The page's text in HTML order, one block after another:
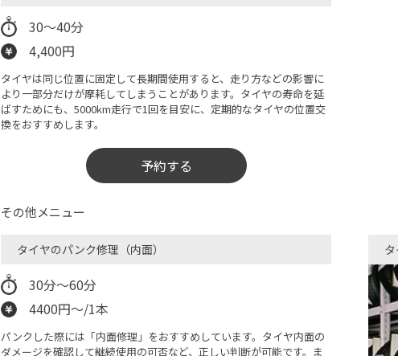
30〜40分
4,400円
タイヤは同じ位置に固定して長期間使用すると、走り方などの影響に
より一部分だけが摩耗してしまうことがあります。タイヤの寿命を延
ばすためにも、5000km走行で1回を目安に、定期的なタイヤの位置交
換をおすすめします。
予約する
その他メニュー
タイヤのパンク修理（内面）
30分〜60分
4400円～/1本
パンクした際には「内面修理」をおすすめしています。タイヤ内面の
ダメージを確認して継続使用の可否など、正しい判断が可能です。ま